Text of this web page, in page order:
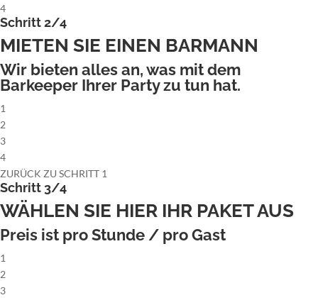
4
Schritt 2/4
MIETEN SIE EINEN BARMANN
Wir bieten alles an, was mit dem
Barkeeper Ihrer Party zu tun hat.
1
2
3
4
ZURÜCK ZU SCHRITT 1
Schritt 3/4
WÄHLEN SIE HIER IHR PAKET AUS
Preis ist pro Stunde / pro Gast
1
2
3